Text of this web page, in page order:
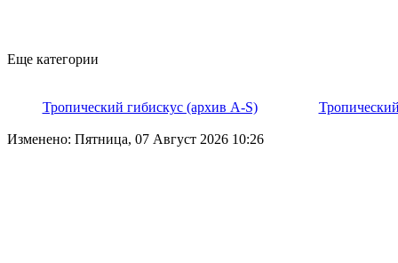
Еще категории
Тропический гибискус (архив A-S)
Изменено: Пятница, 07 Август 2026 10:26